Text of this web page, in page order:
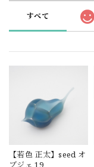
すべて
【若色 正太】seed オ
ブジェ 19